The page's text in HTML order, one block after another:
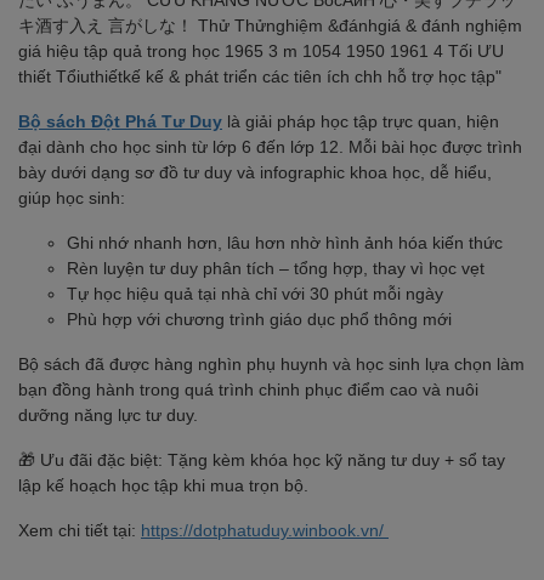
Bộ sách Đột Phá Tư Duy là giải pháp học tập trực quan, hiện
đại dành cho học sinh từ lớp 6 đến lớp 12. Mỗi bài học được trình
bày dưới dạng sơ đồ tư duy và infographic khoa học, dễ hiểu,
giúp học sinh:
Ghi nhớ nhanh hơn, lâu hơn nhờ hình ảnh hóa kiến thức
Rèn luyện tư duy phân tích – tổng hợp, thay vì học vẹt
Tự học hiệu quả tại nhà chỉ với 30 phút mỗi ngày
Phù hợp với chương trình giáo dục phổ thông mới
Bộ sách đã được hàng nghìn phụ huynh và học sinh lựa chọn làm
bạn đồng hành trong quá trình chinh phục điểm cao và nuôi
dưỡng năng lực tư duy.
🎁 Ưu đãi đặc biệt: Tặng kèm khóa học kỹ năng tư duy + sổ tay
lập kế hoạch học tập khi mua trọn bộ.
Xem chi tiết tại: https://dotphatuduy.winbook.vn/